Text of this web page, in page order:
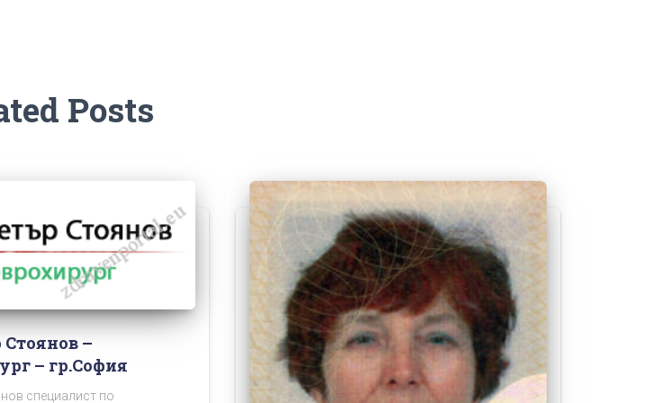
Posts
–
– гр.София
специалист по